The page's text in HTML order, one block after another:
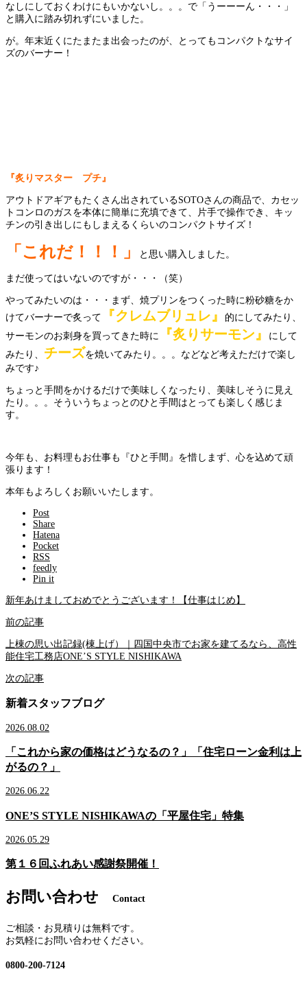
なしにしておくわけにもいかないし。。。で「うーーーん・・・」
と購入に踏み切れずにいました。
が。年末近くにたまたま出会ったのが、とってもコンパクトなサイ
ズのバーナー！
『炙りマスター プチ』
アウトドアギアもたくさん出されているSOTOさんの商品で、カセッ
トコンロのガスを本体に簡単に充填できて、片手で操作でき、キッ
チンの引き出しにもしまえるくらいのコンパクトサイズ！
「これだ！！！」 と思い購入しました。
まだ使ってはいないのですが・・・（笑）
やってみたいのは・・・まず、焼プリンをつくった時に粉砂糖をか
けてバーナーで炙って
『クレムブリュレ』
的にしてみたり、
サーモンのお刺身を買ってきた時に
『炙りサーモン』
にして
みたり、 チーズを焼いてみたり。。。などなど考えただけで楽し
みです♪
ちょっと手間をかけるだけで美味しくなったり、美味しそうに見え
たり。。。そういうちょっとのひと手間はとっても楽しく感じま
す。
今年も、お料理もお仕事も『ひと手間』を惜しまず、心を込めて頑
張ります！
本年もよろしくお願いいたします。
Post
Share
Hatena
Pocket
RSS
feedly
Pin it
新年あけましておめでとうございます！【仕事はじめ】
前の記事
上棟の思い出記録(棟上げ）｜四国中央市でお家を建てるなら、高性
能住宅工務店ONE’S STYLE NISHIKAWA
次の記事
新着スタッフブログ
2026.08.02
「これから家の価格はどうなるの？」「住宅ローン金利は上
がるの？」
2026.06.22
ONE’S STYLE NISHIKAWAの「平屋住宅」特集
2026.05.29
第１６回ふれあい感謝祭開催！
お問い合わせ Contact
ご相談・お見積りは無料です。
お気軽にお問い合わせください。
0800-200-7124